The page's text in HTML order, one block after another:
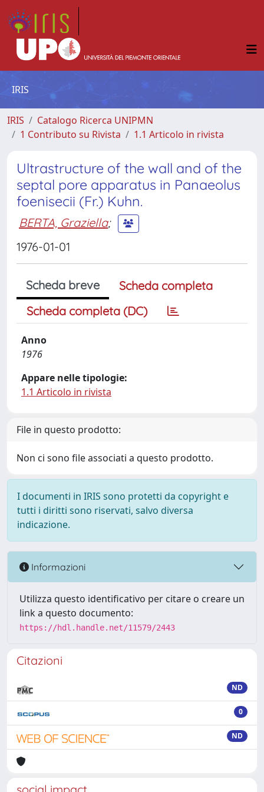
IRIS
IRIS
Catalogo Ricerca UNIPMN
1 Contributo su Rivista
1.1 Articolo in rivista
Ultrastructure of the wall and of the
septal pore apparatus in Panaeolus
foenisecii (Fr.) Kuhn.
BERTA, Graziella;
1976-01-01
Scheda breve
Scheda completa
Scheda completa (DC)
Anno
1976
Appare nelle tipologie:
1.1 Articolo in rivista
File in questo prodotto:
Non ci sono file associati a questo prodotto.
I documenti in IRIS sono protetti da copyright e
tutti i diritti sono riservati, salvo diversa
indicazione.
Informazioni
Utilizza questo identificativo per citare o creare un
link a questo documento:
https://hdl.handle.net/11579/2443
Citazioni
ND
0
ND